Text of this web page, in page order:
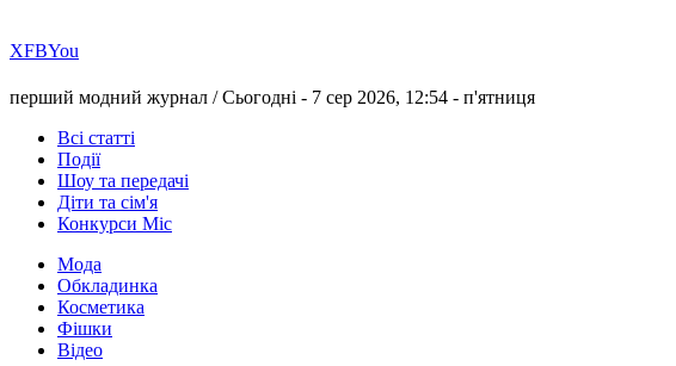
ХFBYou
перший модний журнал /Сьогодні - 7 сер 2026, 12:54 - п'ятниця
Всі статті
Події
Шоу та передачі
Діти та сім'я
Конкурси Міс
Мода
Обкладинка
Косметика
Фішки
Відео